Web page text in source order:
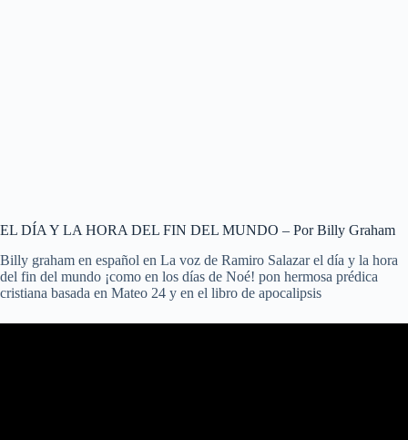
EL DÍA Y LA HORA DEL FIN DEL MUNDO – Por Billy Graham
Billy graham en español en La voz de Ramiro Salazar el día y la hora
del fin del mundo ¡como en los días de Noé! pon hermosa prédica
cristiana basada en Mateo 24 y en el libro de apocalipsis